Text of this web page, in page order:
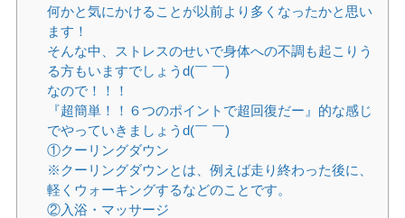
何かと気にかけることが以前より多くなったかと思い
ます！
そんな中、ストレスのせいで身体への不調も起こりう
る方もいますでしょうd(￣ ￣)
なので！！！
『超簡単！！６つのポイントで超回復だー』的な感じ
でやっていきましょうd(￣ ￣)
①クーリングダウン
※クーリングダウンとは、例えば走り終わった後に、
軽くウォーキングするなどのことです。
②入浴・マッサージ